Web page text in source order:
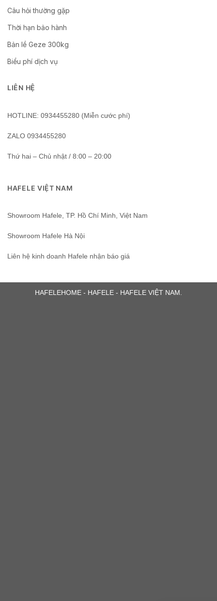
Câu hỏi thường gặp
Thời hạn bảo hành
Bản lề Geze 300kg
Biểu phí dịch vụ
LIÊN HỆ
HOTLINE: 0934455280 (Miễn cước phí)
ZALO 0934455280
Thứ hai – Chủ nhật / 8:00 – 20:00
HAFELE VIỆT NAM
Showroom Hafele, TP. Hồ Chí Minh, Việt Nam
Showroom Hafele Hà Nội
Liên hệ kinh doanh Hafele nhận báo giá
HAFELEHOME - HAFELE - HAFELE VIỆT NAM.